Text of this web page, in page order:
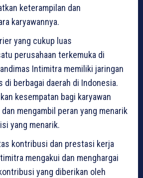
keterampilan dan
karyawannya.
yang cukup luas
perusahaan terkemuka di
Intimitra memiliki jaringan
di berbagai daerah di Indonesia.
kesempatan bagi karyawan
mengambil peran yang menarik
yang menarik.
kontribusi dan prestasi kerja
mengakui dan menghargai
yang diberikan oleh